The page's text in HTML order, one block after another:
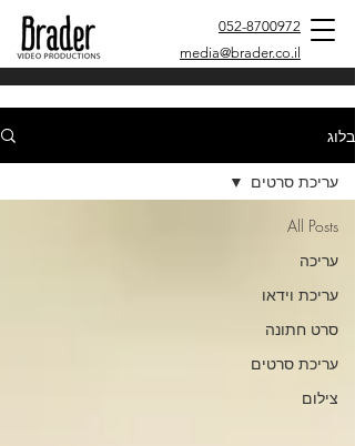
052-8700972
media@brader.co.il
בלוג
All Posts
עריכה
עריכת וידאו
סרט חתונה
עריכת סרטים
צילום
עריכת סרטים